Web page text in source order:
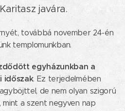
javára.
továbbá november 24-én
templomunkban.
egyházunkban a
időszak. Ez terjedelmében
de nem olyan szigorú
a szent negyven nap